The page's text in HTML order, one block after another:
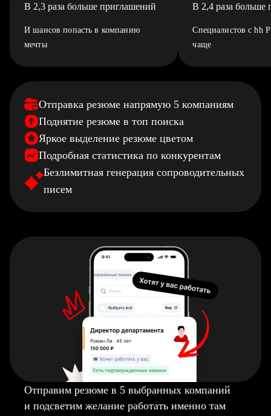
В 2,3 раза больше приглашений
И шансов попасть в компанию
мечты
В 2,4 раза больше
Специалистов с hh
чаще
Отправка резюме напрямую 5 компаниям
Поднятие резюме в топ поиска
Яркое выделение резюме цветом
Подробная статистика по конкурентам
Безлимитная генерация сопроводительных
писем
Отправим резюме в 5 выбранных компаний
и подсветим желание работать именно там